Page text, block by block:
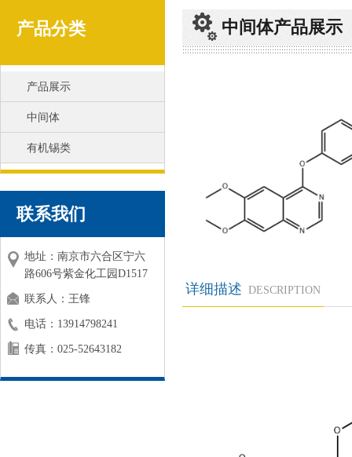
产品分类
产品展示
中间体
有机锡类
联系我们
地址：南京市六合区宁六
路606号紫金化工园D1517
联系人：王锋
电话：13914798241
传真：025-52643182
中间体产品展示
详细描述 DESCRIPTION